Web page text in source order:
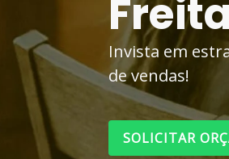
Invista em
de vendas!
SOLICITAR